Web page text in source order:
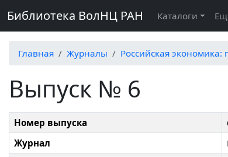
Библиотека ВолНЦ РАН Каталоги
Главная Журналы Российская
Выпуск № 6
Номер выпуска
Журнал